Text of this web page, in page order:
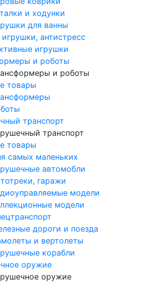
и ходунки
для ванны
антистресс
игрушки
и роботы
и роботы
товары
транспорт
транспорт
товары
самых маленьких
автомобли
гаражи
модели
модели
дороги и поезда
и вертолеты
корабли
оружие
оружие